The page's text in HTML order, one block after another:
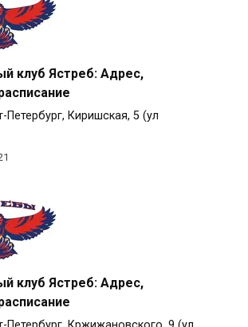
клуб Ястреб: Адрес,
Петербург, Киришская, 5 (ул
клуб Ястреб: Адрес,